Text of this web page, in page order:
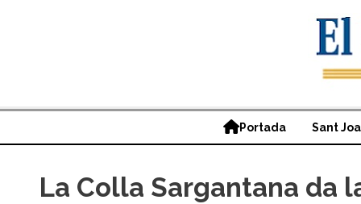
Portada Sant
La Colla Sargantana da